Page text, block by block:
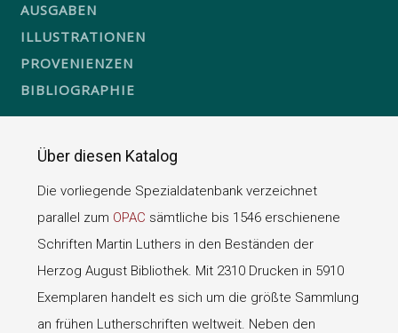
AUSGABEN
ILLUSTRATIONEN
PROVENIENZEN
BIBLIOGRAPHIE
Über diesen Katalog
Die vorliegende Spezialdatenbank verzeichnet
parallel zum OPAC sämtliche bis 1546 erschienene
Schriften Martin Luthers in den Beständen der
Herzog August Bibliothek. Mit 2310 Drucken in 5910
Exemplaren handelt es sich um die größte Sammlung
an frühen Lutherschriften weltweit. Neben den